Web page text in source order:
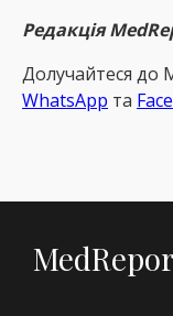
Редакція
Долучайтеся до
WhatsApp та